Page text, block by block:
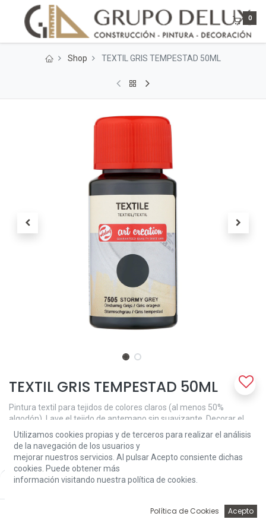
Price:
Add to Cart
0
Shop TEXTIL GRIS TEMPESTAD 50ML
TEXTIL GRIS TEMPESTAD 50ML
Pintura textil para tejidos de colores claros (al menos 50%
algodón). Lave el tejido de antemano sin suavizante. Decorar el
tejido con una esponja o cepillo suave y después de secar durante
30 minutos fijarlo planchando (en ajuste de algodón) con una hoja
de papel encerado entre la pieza de trabajo y la tabla de planchar.
Lavable a 40 ° C y apta para secadora después de la fijación.
3,81€
Utilizamos cookies propias y de terceros para realizar el análisis
de la navegación de los usuarios y
mejorar nuestros servicios. Al pulsar Acepto consiente dichas
cookies. Puede obtener más
información visitando nuestra política de cookies.
Política de Cookies Acepto